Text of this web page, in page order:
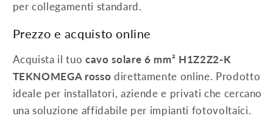
per collegamenti standard.
Prezzo e acquisto online
Acquista il tuocavo solare 6 mm² H1Z2Z2-K
TEKNOMEGA rosso direttamente online. Prodotto
ideale per installatori, aziende e privati che cercano
una soluzione affidabile per impianti fotovoltaici.